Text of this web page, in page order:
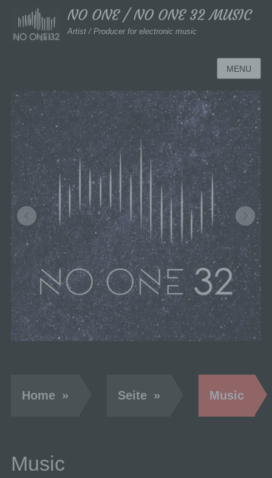
NO ONE / NO ONE 32 MUSIC
Artist / Producer for electronic music
MENU
Home » Seite » Music
Music